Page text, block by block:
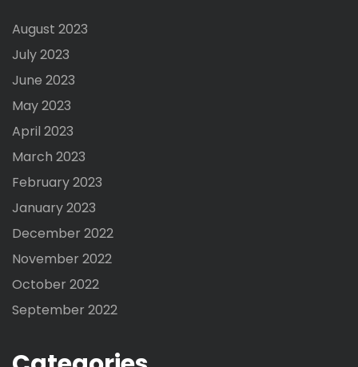
August 2023
July 2023
June 2023
May 2023
April 2023
March 2023
February 2023
January 2023
December 2022
November 2022
October 2022
September 2022